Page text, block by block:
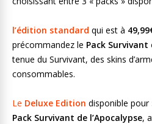
l’édition standard qui est à
précommandez le Pack Survivant
tenue du Survivant, des skins
consommables.
Le Deluxe Edition disponible pour
Pack Survivant de l’Apocalypse,